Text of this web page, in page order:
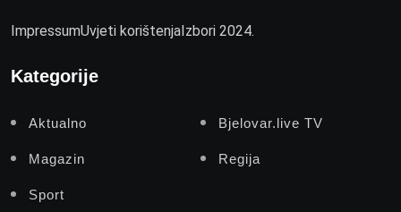
ImpressumUvjeti korištenjaIzbori 2024.
Kategorije
Aktualno Bjelovar.live TV
Magazin Regija
Sport